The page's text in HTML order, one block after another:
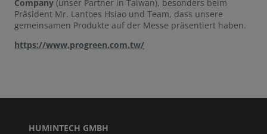
Company (unser Partner in Taiwan), besonders beim
Präsident Mr. Lantoes Hsiao und Team, dass unsere
gemeinsamen Produkte auf der Messe präsentiert haben.
https://www.progreen.com.tw/
HUMINTECH GMBH